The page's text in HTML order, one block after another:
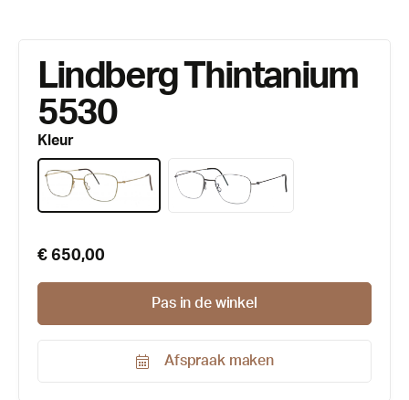
Lindberg Thintanium
5530
Kleur
€ 650,00
Pas in de winkel
Afspraak maken